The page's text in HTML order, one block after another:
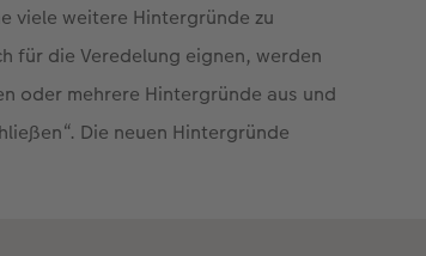
viele weitere Hintergründe zu
für die Veredelung eignen, werden
oder mehrere Hintergründe aus und
Die neuen Hintergründe